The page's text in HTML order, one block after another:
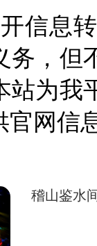
信息
务，但
站为我
官
稽山鉴水